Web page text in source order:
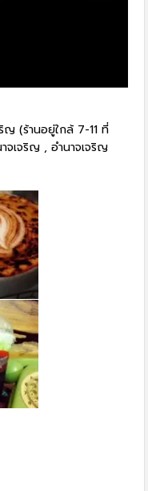
ญ (ร้านอยู่ใกล้ 7-11 ที่
จเจริญ , อำนาจเจริญ